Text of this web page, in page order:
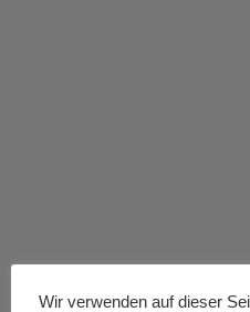
Wir verwenden auf dieser